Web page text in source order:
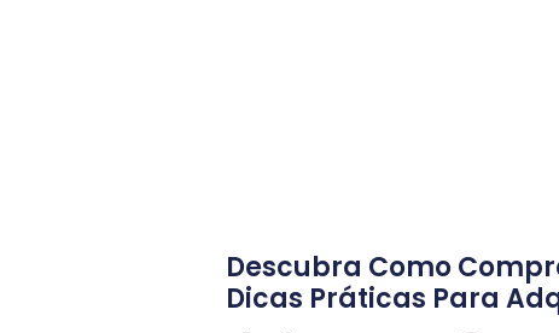
Descubra Como
Dicas Práticas Para